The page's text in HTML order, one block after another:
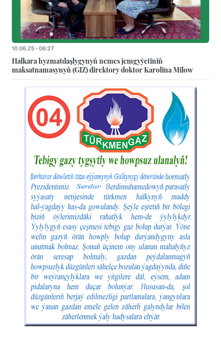
10.06.25 - 06:27
Halkara hyzmatdaşlygynyň nemes jemgyýetiniň
maksatnamasynyň (GIZ) direktory doktor Karolina Milow